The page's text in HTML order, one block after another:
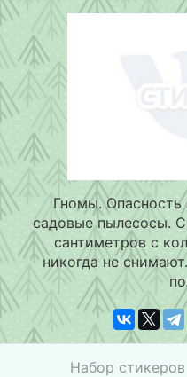
Гномы. Опасность
садовые пылесосы.
сантиметров с
никогда не
Набор стикеров